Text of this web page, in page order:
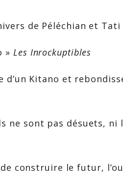
de Péléchian et
» Les Inrockuptibles
Kitano et
ne sont pas désuets, ni
de construire le futur,